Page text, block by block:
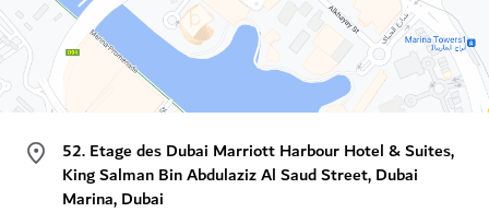
52. Etage des Dubai Marriott Harbour Hotel & Suites,
King Salman Bin Abdulaziz Al Saud Street, Dubai
Marina, Dubai